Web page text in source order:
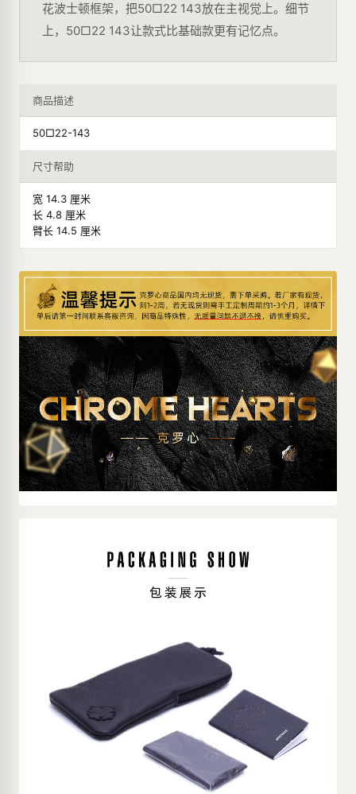
花波士顿框架，把50□22 143放在主视觉上。细节
上，50□22 143让款式比基础款更有记忆点。
商品描述
50□22-143
尺寸帮助
宽 14.3 厘米
长 4.8 厘米
臂长 14.5 厘米